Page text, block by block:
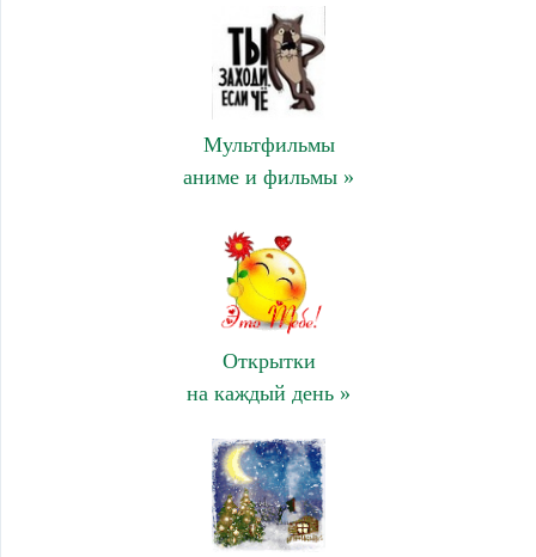
Мультфильмы
аниме и фильмы »
Открытки
на каждый день »